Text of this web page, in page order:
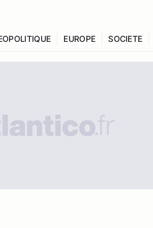
EUROPE SOCIETE